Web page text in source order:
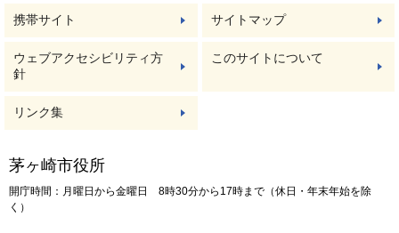
携帯サイト サイトマップ
ウェブアクセシビリティ方
針
このサイトについて
リンク集
茅ヶ崎市役所
開庁時間：月曜日から金曜日 8時30分から17時まで（休日・年末年始を除
く）